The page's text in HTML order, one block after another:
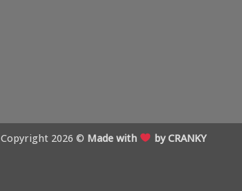
Copyright 2026 © Made with by CRANKY